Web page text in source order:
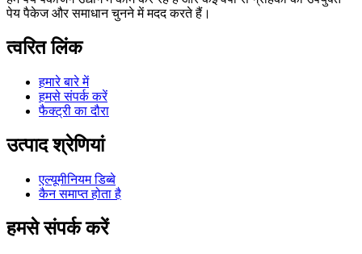
पेय पैकेज और समाधान चुनने में मदद करते हैं।
त्वरित लिंक
हमारे बारे में
हमसे संपर्क करें
फैक्ट्री का दौरा
उत्पाद श्रेणियां
एल्यूमीनियम डिब्बे
कैन समाप्त होता है
हमसे संपर्क करें